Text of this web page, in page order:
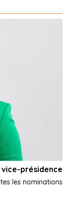
présidence
les nominations